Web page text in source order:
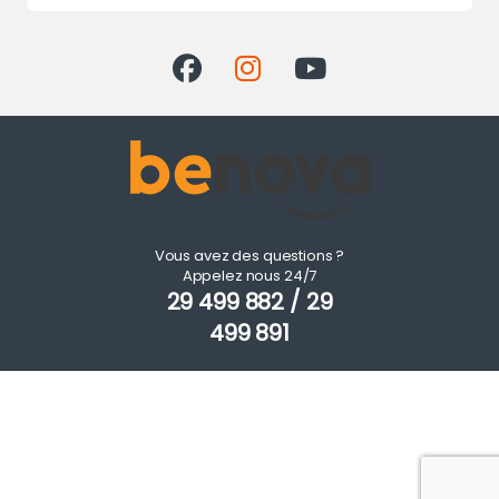
Vous avez des questions ?
Appelez nous 24/7
29 499 882 / 29
499 891